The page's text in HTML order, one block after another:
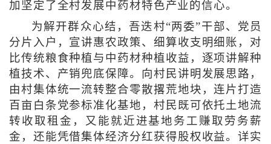
加坚定了全村发展中药材特色产业的信心。
为解开群众心结，吾迭村“两委”干部、党员
分片入户，宣讲惠农政策、细算收支明细账，对
比传统粮食种植与中药材种植收益，逐项讲解种
植技术、产销兜底保障。向村民讲明发展思路，
由村集体统一流转整合零散撂荒地块，连片打造
百亩白条党参标准化基地，村民既可依托土地流
转收取租金，又能就近进基地务工赚取劳务薪
金，还能凭借集体经济分红获得股权收益。详实